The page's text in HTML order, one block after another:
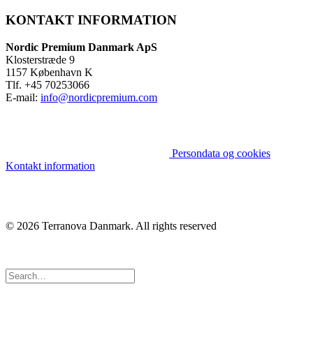
KONTAKT INFORMATION
Nordic Premium Danmark ApS
Klosterstræde 9
1157 København K
Tlf. +45 70253066
E-mail: info@nordicpremium.com
Persondata og cookies
Kontakt information
© 2026 Terranova Danmark. All rights reserved